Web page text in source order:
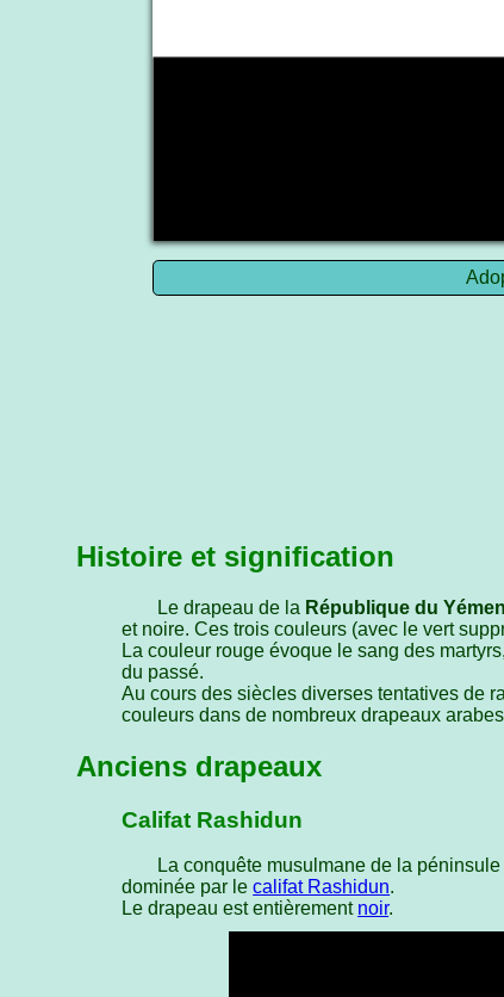
Histoire et signification
Le drapeau de la République du Yémen
et noire. Ces trois couleurs (avec le vert
La couleur rouge évoque le sang des
du passé.
Au cours des siècles diverses tentatives de
couleurs dans de nombreux drapeaux
Anciens drapeaux
Califat Rashidun
La conquête musulmane de la
dominée par lecalifat Rashidun.
Le drapeau est entièrement noir.